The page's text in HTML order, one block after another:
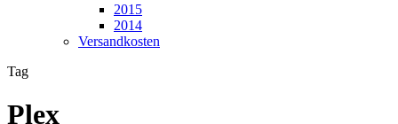
2015
2014
Versandkosten
Tag
Plex